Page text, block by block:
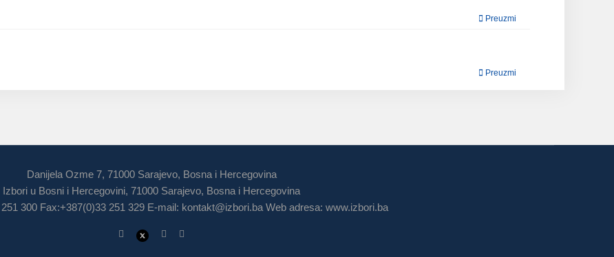
Preuzmi
Preuzmi
Danijela Ozme 7, 71000 Sarajevo, Bosna i Hercegovina
Izbori u Bosni i Hercegovini, 71000 Sarajevo, Bosna i Hercegovina
300 Fax:+387(0)33 251 329 E-mail: kontakt@izbori.baWeb adresa: www.izbori.ba